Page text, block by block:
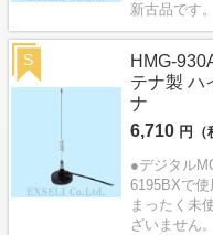
新古品です。
HMG-
テナ製 ハ
ナ
6,710 円（
●デジタル
6195BXで使
まったく未
ざいません。
S